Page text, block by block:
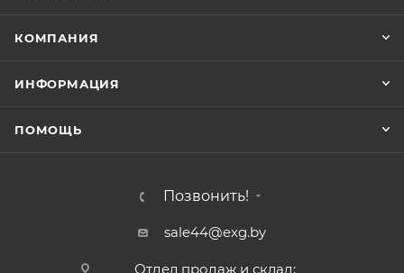
КОМПАНИЯ
ИНФОРМАЦИЯ
ПОМОЩЬ
Позвонить!
sale44@exg.by
Отдел продаж и склад: